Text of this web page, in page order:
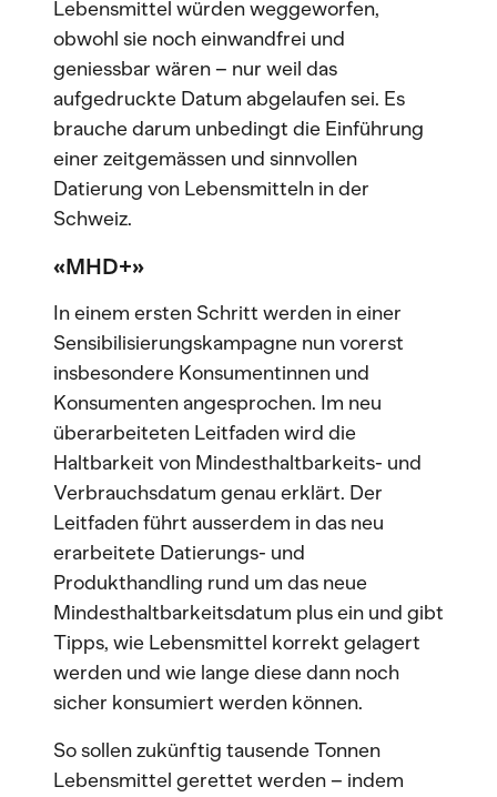
Lebensmittel würden weggeworfen,
obwohl sie noch einwandfrei und
geniessbar wären – nur weil das
aufgedruckte Datum abgelaufen sei. Es
brauche darum unbedingt die Einführung
einer zeitgemässen und sinnvollen
Datierung von Lebensmitteln in der
Schweiz.
«MHD+»
In einem ersten Schritt werden in einer
Sensibilisierungskampagne nun vorerst
insbesondere Konsumentinnen und
Konsumenten angesprochen. Im neu
überarbeiteten Leitfaden wird die
Haltbarkeit von Mindesthaltbarkeits- und
Verbrauchsdatum genau erklärt. Der
Leitfaden führt ausserdem in das neu
erarbeitete Datierungs- und
Produkthandling rund um das neue
Mindesthaltbarkeitsdatum plus ein und gibt
Tipps, wie Lebensmittel korrekt gelagert
werden und wie lange diese dann noch
sicher konsumiert werden können.
So sollen zukünftig tausende Tonnen
Lebensmittel gerettet werden – indem